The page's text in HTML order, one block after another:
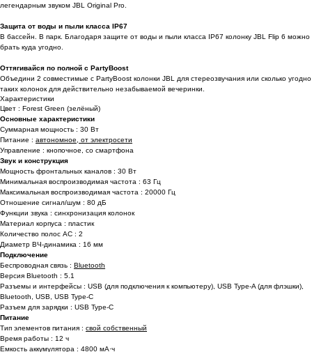
легендарным звуком JBL Original Pro.
Защита от воды и пыли класса IP67
В бассейн. В парк. Благодаря защите от воды и пыли класса IP67 колонку JBL Flip 6 можно
брать куда угодно.
Оттягивайся по полной с PartyBoost
Объедини 2 совместимые с PartyBoost колонки JBL для стереозвучания или сколько угодно
таких колонок для действительно незабываемой вечеринки.
Характеристики
Цвет : Forest Green (зелёный)
Основные характеристики
Суммарная мощность : 30 Вт
Питание : автономное, от электросети
Управление : кнопочное, со смартфона
Звук и конструкция
Мощность фронтальных каналов : 30 Вт
Минимальная воспроизводимая частота : 63 Гц
Максимальная воспроизводимая частота : 20000 Гц
Отношение сигнал/шум : 80 дБ
Функции звука : синхронизация колонок
Материал корпуса : пластик
Количество полос AC : 2
Диаметр ВЧ-динамика : 16 мм
Подключение
Беспроводная связь : Bluetooth
Версия Bluetooth : 5.1
Разъемы и интерфейсы : USB (для подключения к компьютеру), USB Type-A (для флэшки),
Bluetooth, USB, USB Type-C
Разъем для зарядки : USB Type-C
Питание
Тип элементов питания : свой собственный
Время работы : 12 ч
Емкость аккумулятора : 4800 мА·ч